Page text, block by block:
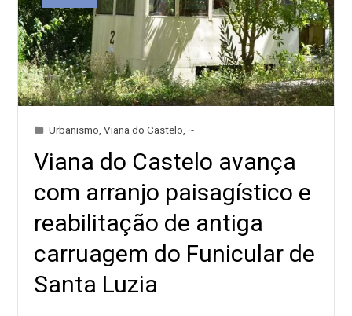
Urbanismo ,Viana do Castelo ~
Viana do Castelo avança
com arranjo paisagístico e
reabilitação de antiga
carruagem do Funicular de
Santa Luzia